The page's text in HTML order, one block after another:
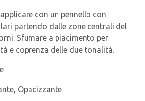
applicare con un pennello con
partendo dalle zone centrali del
Sfumare a piacimento per
e coprenza delle due tonalità.
Opacizzante